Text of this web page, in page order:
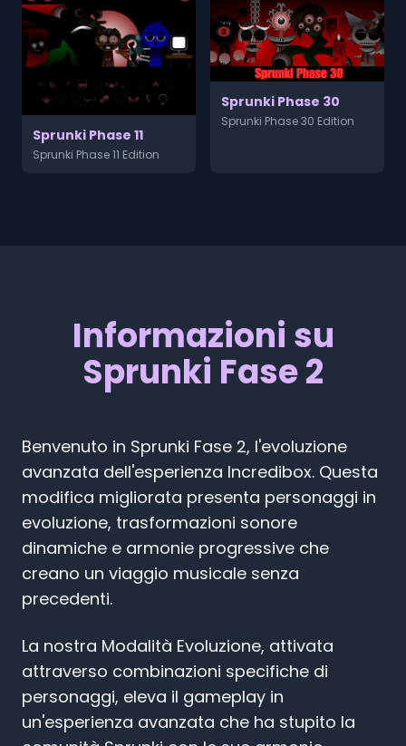
Sprunki Phase 11
Sprunki Phase 11 Edition
Sprunki Phase 30
Sprunki Phase 30 Edition
Informazioni su
Sprunki Fase 2
Benvenuto in Sprunki Fase 2, l'evoluzione
avanzata dell'esperienza Incredibox. Questa
modifica migliorata presenta personaggi in
evoluzione, trasformazioni sonore
dinamiche e armonie progressive che
creano un viaggio musicale senza
precedenti.
La nostra Modalità Evoluzione, attivata
attraverso combinazioni specifiche di
personaggi, eleva il gameplay in
un'esperienza avanzata che ha stupito la